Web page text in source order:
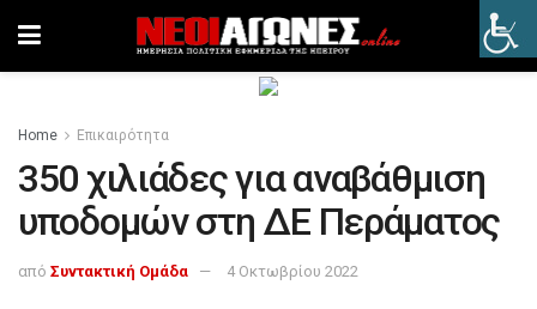
Home Επικαιρότητα
350 χιλιάδες για αναβάθμιση
υποδομών στη ΔΕ Περάματος
από Συντακτική Ομάδα 4 Οκτωβρίου 2022